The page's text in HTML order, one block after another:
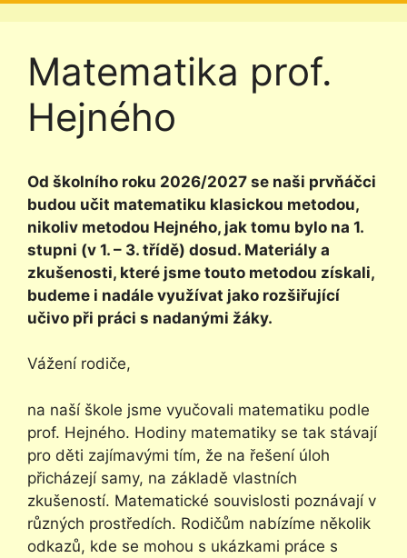
Matematika prof.
Hejného
Od školního roku 2026/2027 se naši prvňáčci
budou učit matematiku klasickou metodou,
nikoliv metodou Hejného, jak tomu bylo na 1.
stupni (v 1. – 3. třídě) dosud. Materiály a
zkušenosti, které jsme touto metodou získali,
budeme i nadále využívat jako rozšiřující
učivo při práci s nadanými žáky.
Vážení rodiče,
na naší škole jsme vyučovali matematiku podle
prof. Hejného. Hodiny matematiky se tak stávají
pro děti zajímavými tím, že na řešení úloh
přicházejí samy, na základě vlastních
zkušeností. Matematické souvislosti poznávají v
různých prostředích. Rodičům nabízíme několik
odkazů, kde se mohou s ukázkami práce s